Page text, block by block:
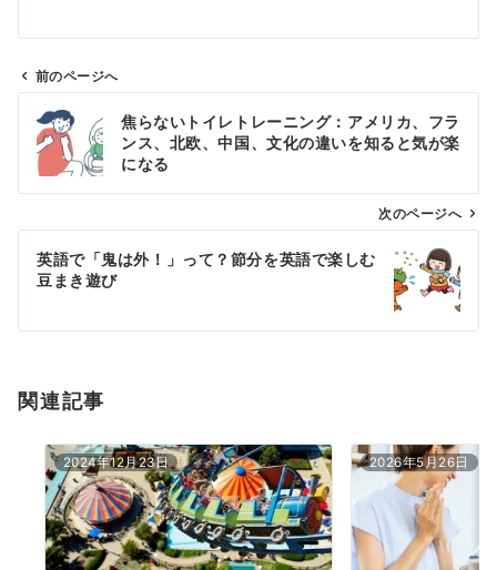
ン
前のページへ
焦らないトイレトレーニング：アメリカ、フラ
ンス、北欧、中国、文化の違いを知ると気が楽
になる
次のページへ
英語で「鬼は外！」って？節分を英語で楽しむ
豆まき遊び
関連記事
2024年12月23日 2026年5月26日